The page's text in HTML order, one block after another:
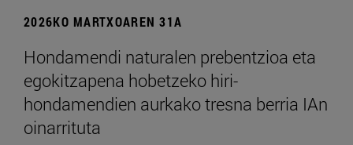
2026KO MARTXOAREN 31A
Hondamendi naturalen prebentzioa eta
egokitzapena hobetzeko hiri-
hondamendien aurkako tresna berria IAn
oinarrituta